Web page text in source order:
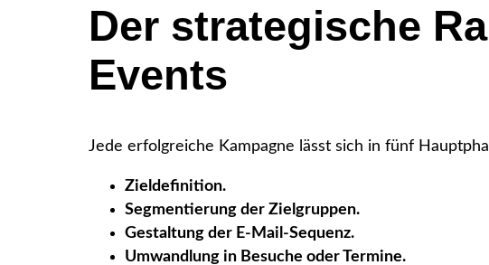
Der strategische
Events
Jede erfolgreiche Kampagne lässt sich in fünf
Zieldefinition.
Segmentierung der Zielgruppen.
Gestaltung der E-Mail-Sequenz.
Umwandlung in Besuche oder Termine.